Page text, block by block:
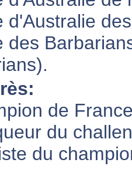
d'Australie
des
de
du
du